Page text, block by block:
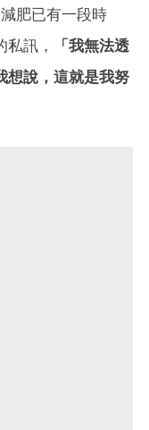
肥已有一段時
訊，
「我無法透
想說，這就是我努